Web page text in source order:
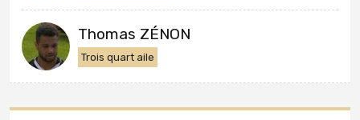
Thomas ZÉNON
Trois quart aile